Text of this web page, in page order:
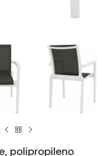
polipropileno